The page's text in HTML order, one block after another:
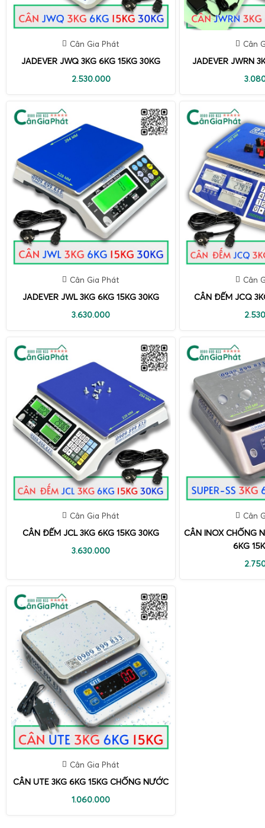
Cân Gia Phát
JADEVER JWQ 3KG 6KG 15KG 30KG
2.530.000
Cân
JADEVER JWRN
Cân Gia Phát
JADEVER JWL 3KG 6KG 15KG 30KG
3.630.000
Cân
CÂN ĐẾM JCQ
Cân Gia Phát
CÂN ĐẾM JCL 3KG 6KG 15KG 30KG
3.630.000
Cân
CÂN INOX CHỐNG
6KG
Cân Gia Phát
CÂN UTE 3KG 6KG 15KG CHỐNG NƯỚC
1.060.000